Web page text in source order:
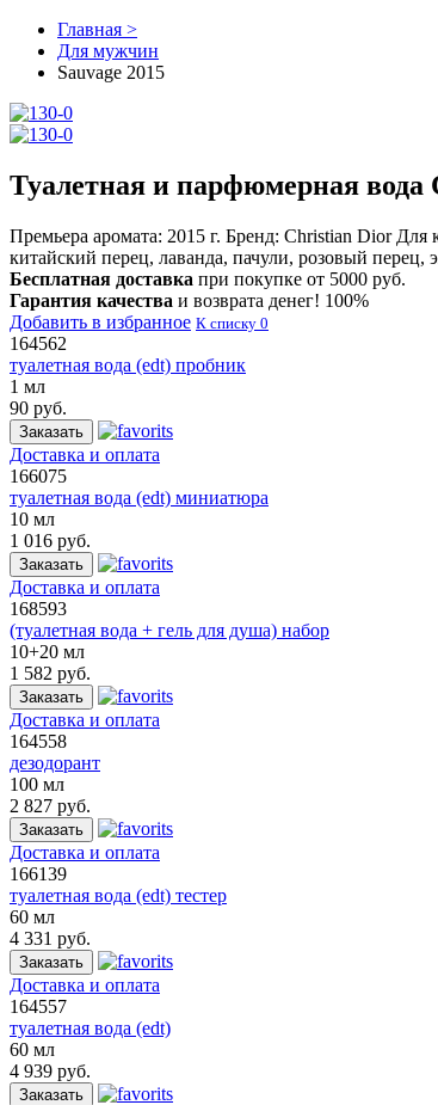
Главная >
Для мужчин
Sauvage 2015
Туалетная и парфюмерная вода
Премьера аромата: 2015 г. Бренд: Christian Dior Для
китайский перец, лаванда, пачули, розовый перец,
Бесплатная доставка при покупке от 5000 руб.
Гарантия качества и возврата денег! 100%
Добавить в избранное К списку 0
164562
туалетная вода (edt) пробник
1 мл
90 руб.
Заказать
Доставка и оплата
166075
туалетная вода (edt) миниатюра
10 мл
1 016 руб.
Заказать
Доставка и оплата
168593
(туалетная вода + гель для душа) набор
10+20 мл
1 582 руб.
Заказать
Доставка и оплата
164558
дезодорант
100 мл
2 827 руб.
Заказать
Доставка и оплата
166139
туалетная вода (edt) тестер
60 мл
4 331 руб.
Заказать
Доставка и оплата
164557
туалетная вода (edt)
60 мл
4 939 руб.
Заказать